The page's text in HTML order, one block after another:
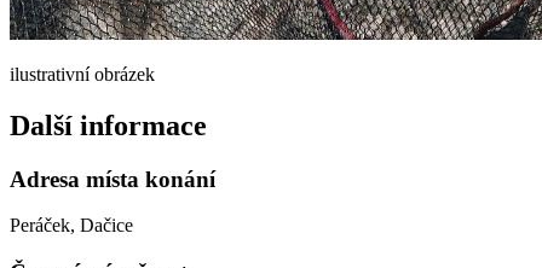
ilustrativní obrázek
Další informace
Adresa místa konání
Peráček, Dačice